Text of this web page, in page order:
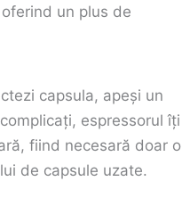
un plus de
capsula, apeși un
espressorul îți
fiind necesară doar o
de capsule uzate.